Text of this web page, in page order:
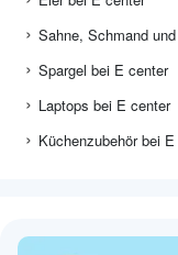
Sahne, Schmand
Spargel bei E center
Laptops bei E center
Küchenzubehör bei